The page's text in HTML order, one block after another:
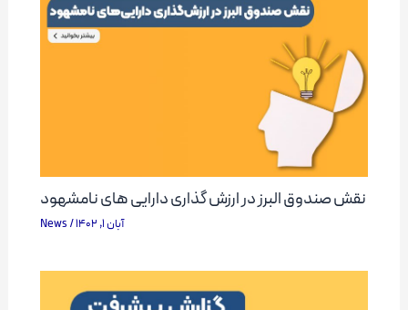
نقش صندوق البرز در ارزش گذاری دارایی های نامشهود
News / آبان 1, 1402